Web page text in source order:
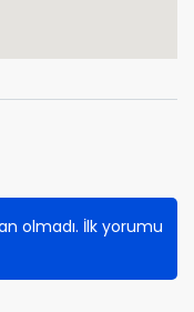
olmadı. İlk yorumu